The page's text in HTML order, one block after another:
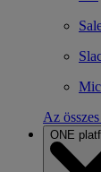
Az
ONE